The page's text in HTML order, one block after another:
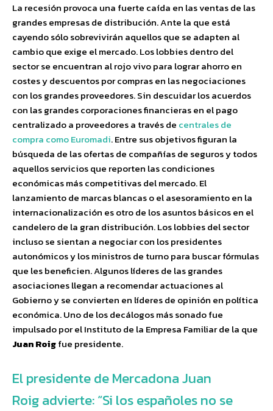
La recesión provoca una fuerte caída en las ventas de las
grandes empresas de distribución. Ante la que está
cayendo sólo sobrevivirán aquellos que se adapten al
cambio que exige el mercado. Los lobbies dentro del
sector se encuentran al rojo vivo para lograr ahorro en
costes y descuentos por compras en las negociaciones
con los grandes proveedores. Sin descuidar los acuerdos
con las grandes corporaciones financieras en el pago
centralizado a proveedores a través de centrales de
compra como Euromadi. Entre sus objetivos figuran la
búsqueda de las ofertas de compañías de seguros y todos
aquellos servicios que reporten las condiciones
económicas más competitivas del mercado. El
lanzamiento de marcas blancas o el asesoramiento en la
internacionalización es otro de los asuntos básicos en el
candelero de la gran distribución. Los lobbies del sector
incluso se sientan a negociar con los presidentes
autonómicos y los ministros de turno para buscar fórmulas
que les beneficien. Algunos líderes de las grandes
asociaciones llegan a recomendar actuaciones al
Gobierno y se convierten en líderes de opinión en política
económica. Uno de los decálogos más sonado fue
impulsado por el Instituto de la Empresa Familiar de la que
Juan Roigfue presidente.
El presidente de Mercadona Juan
Roig advierte: “Si los españoles no se